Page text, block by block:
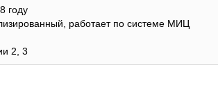
году
работает по системе МИЦ
2, 3